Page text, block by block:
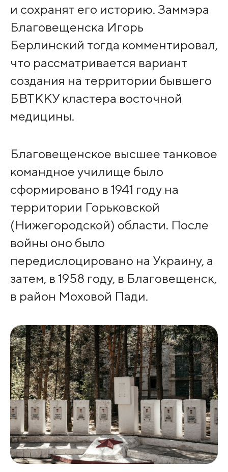
и сохранят его историю. Заммэра
Благовещенска Игорь
Берлинский тогда комментировал,
что рассматривается вариант
создания на территории бывшего
БВТККУ кластера восточной
медицины.
Благовещенское высшее танковое
командное училище было
сформировано в 1941 году на
территории Горьковской
(Нижегородской) области. После
войны оно было
передислоцировано на Украину, а
затем, в 1958 году, в Благовещенск,
в район Моховой Пади.